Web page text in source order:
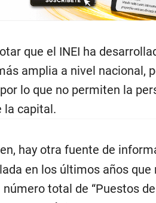
que el INEI ha
amplia a nivel nacional,
lo que no permiten la
la capital.
hay otra fuente de
en los últimos años
total de “Puestos